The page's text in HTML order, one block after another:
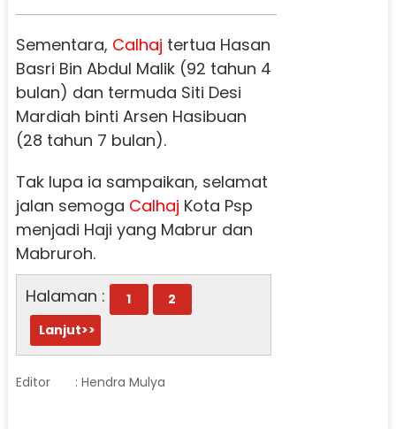
Sementara, Calhaj tertua Hasan
Basri Bin Abdul Malik (92 tahun 4
bulan) dan termuda Siti Desi
Mardiah binti Arsen Hasibuan
(28 tahun 7 bulan).
Tak lupa ia sampaikan, selamat
jalan semoga Calhaj Kota Psp
menjadi Haji yang Mabrur dan
Mabruroh.
Halaman :
1
2
Lanjut>>
Editor : Hendra Mulya